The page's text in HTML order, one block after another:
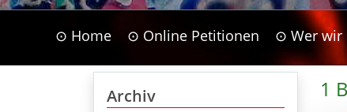
⊙ Home ⊙ Online Petitionen ⊙ Wer wir
Archiv 1